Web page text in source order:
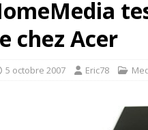
chez Acer
5 octobre 2007 Eric78